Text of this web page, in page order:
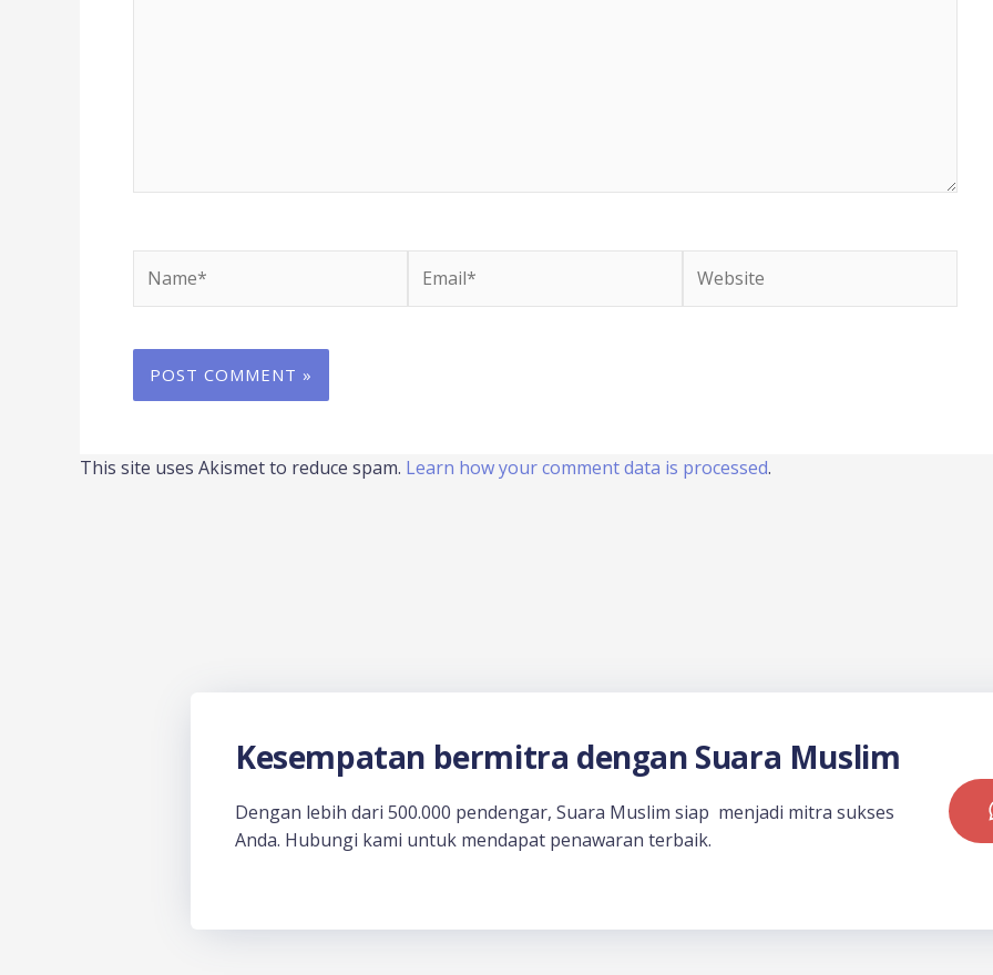
This site uses Akismet to reduce spam. Learn how your comment data is processed.
Kesempatan bermitra dengan Suara Muslim
Dengan lebih dari 500.000 pendengar, Suara Muslim siap menjadi mitra sukses
Anda. Hubungi kami untuk mendapat penawaran terbaik.